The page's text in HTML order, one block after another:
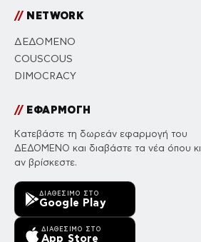
//NETWORK
ΔΕΔΟΜΕΝΟ
COUSCOUS
DIMOCRACY
//ΕΦΑΡΜΟΓΗ
Κατεβάστε τη δωρεάν εφαρμογή του
ΔΕΔΟΜΕΝΟ και διαβάστε τα νέα όπου κι
αν βρίσκεστε.
ΔΙΑΘΈΣΙΜΟ ΣΤΟ
Google Play
ΔΙΑΘΈΣΙΜΟ ΣΤΟ
App Store